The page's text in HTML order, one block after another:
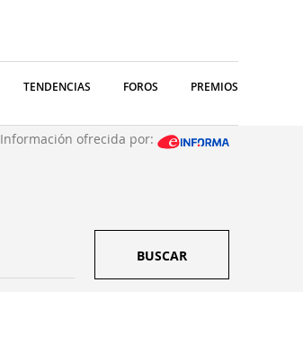
TENDENCIAS FOROS PREMIOS
Información ofrecida por:
BUSCAR